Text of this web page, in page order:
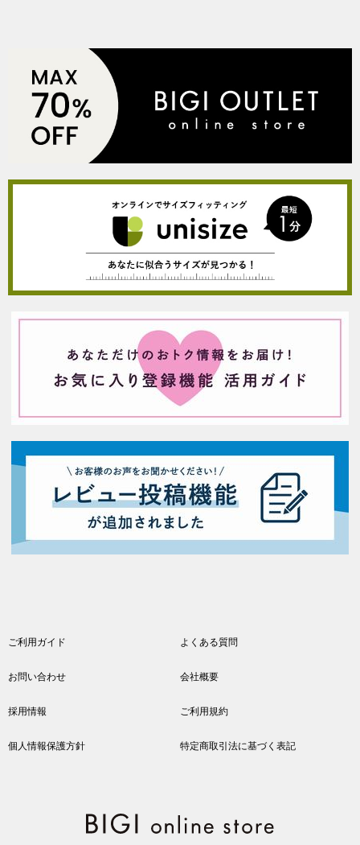
ご利用ガイド よくある質問
お問い合わせ 会社概要
採用情報 ご利用規約
個人情報保護方針 特定商取引法に基づく表記